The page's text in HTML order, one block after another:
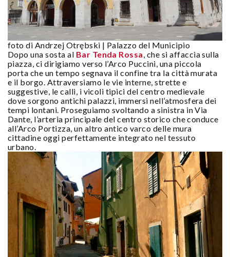
foto di Andrzej Otrębski | Palazzo del Municipio
Dopo una sosta al Bar Tenda Rossa, che si affaccia sulla
piazza, ci dirigiamo verso l’Arco Puccini, una piccola
porta che un tempo segnava il confine tra la città murata
e il borgo. Attraversiamo le vie interne, strette e
suggestive, le calli, i vicoli tipici del centro medievale
dove sorgono antichi palazzi, immersi nell’atmosfera dei
tempi lontani. Proseguiamo svoltando a sinistra in Via
Dante, l’arteria principale del centro storico che conduce
all’Arco Portizza, un altro antico varco delle mura
cittadine oggi perfettamente integrato nel tessuto
urbano.